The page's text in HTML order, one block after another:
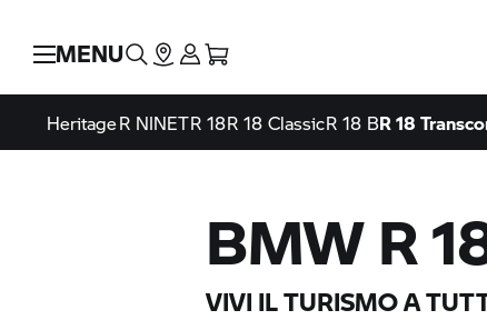
MENU
HeritageR NINETR 18R 18 ClassicR 18 BR 18
BMW R
VIVI IL TURISMO A